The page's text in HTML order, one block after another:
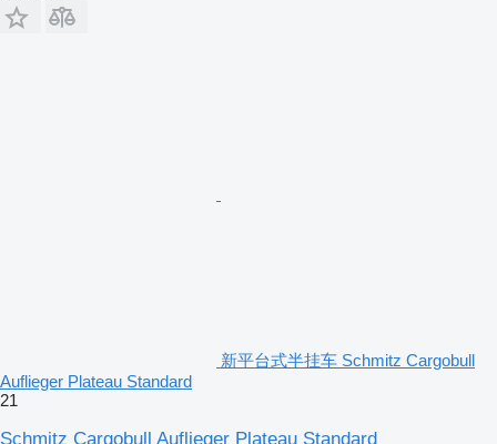
新平台式半挂车 Schmitz Cargobull
Auflieger Plateau Standard
21
Schmitz Cargobull Auflieger Plateau Standard